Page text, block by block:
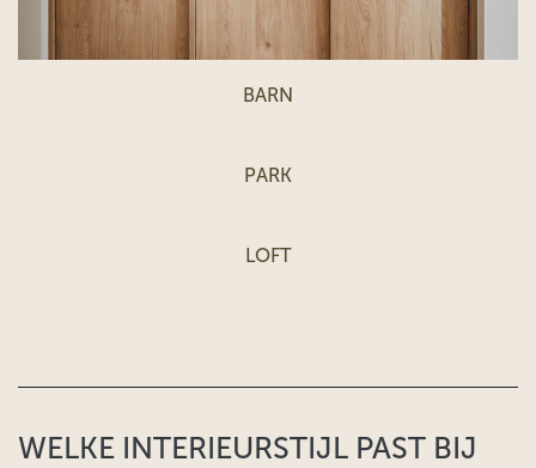
BARN
PARK
LOFT
WELKE INTERIEURSTIJL PAST BIJ